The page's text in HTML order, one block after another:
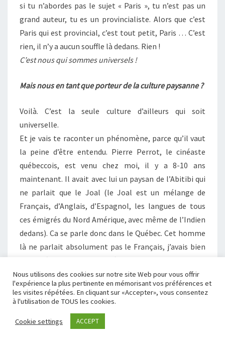
si tu n’abordes pas le sujet « Paris », tu n’est pas un
grand auteur, tu es un provincialiste. Alors que c’est
Paris qui est provincial, c’est tout petit, Paris … C’est
rien, il n’y a aucun souffle là dedans. Rien !
C’est nous qui sommes universels !
Mais nous en tant que porteur de la culture paysanne ?
Voilà. C’est la seule culture d’ailleurs qui soit
universelle.
Et je vais te raconter un phénomène, parce qu’il vaut
la peine d’être entendu. Pierre Perrot, le cinéaste
québeccois, est venu chez moi, il y a 8-10 ans
maintenant. Il avait avec lui un paysan de l’Abitibi qui
ne parlait que le Joal (le Joal est un mélange de
Français, d’Anglais, d’Espagnol, les langues de tous
ces émigrés du Nord Amérique, avec même de l’Indien
dedans). Ca se parle donc dans le Québec. Cet homme
là ne parlait absolument pas le Français, j’avais bien
du mal à le comprendre. C’était pour faire un film qui
s’appelle : « Un Québecois en Bretagne, Madame ».
C’est moi qui ai conduit tous ces gens en Bretagne
pour leur montrer un peu. A un moment donné, nous
avons été à la ferme de mon père. Mon père ne tenait
plus la ferme mais il venait travailler avec mon frère
Nous utilisons des cookies sur notre site Web pour vous offrir
l'expérience la plus pertinente en mémorisant vos préférences et
les visites répétées. En cliquant sur «Accepter», vous consentez
à l'utilisation de TOUS les cookies.
Cookie settings ACCEPT